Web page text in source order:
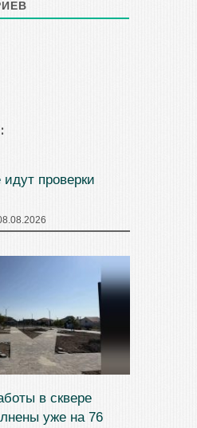
проверки
в сквере
уже на 76